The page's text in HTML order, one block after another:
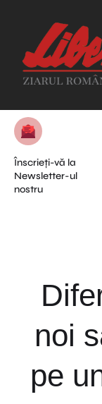
Înscrieți-vă la
Newsletter-ul
nostru
noi
pe